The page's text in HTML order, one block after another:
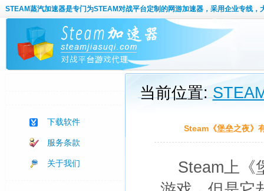
STEAM蒸汽加速器是专门为STEAM对战平台定制的网游加速器，采用企业专线，
下载软件
服务条款
关于我们
当前位置:
Steam《堡垒之夜》
Steam上《